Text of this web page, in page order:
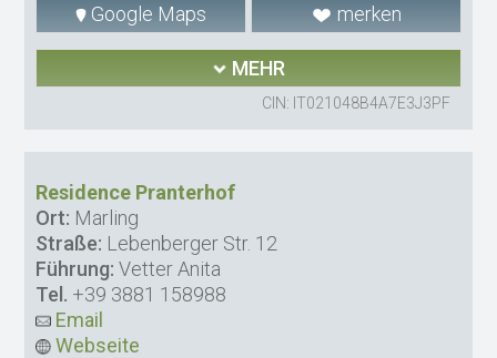
Google Maps merken
MEHR
CIN: IT021048B4A7E3J3PF
Residence Pranterhof
Ort: Marling
Straße: Lebenberger Str. 12
Führung: Vetter Anita
Tel. +39 3881 158988
Email
Webseite